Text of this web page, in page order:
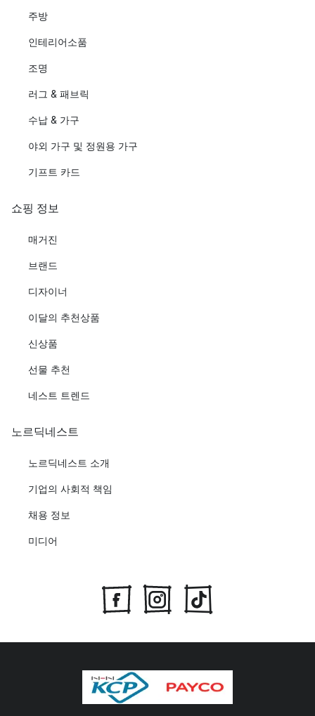
주방
인테리어소품
조명
러그 & 패브릭
수납 & 가구
야외 가구 및 정원용 가구
기프트 카드
쇼핑 정보
매거진
브랜드
디자이너
이달의 추천상품
신상품
선물 추천
네스트 트렌드
노르딕네스트
노르딕네스트 소개
기업의 사회적 책임
채용 정보
미디어